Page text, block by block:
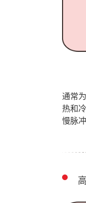
通常
热和
慢脉